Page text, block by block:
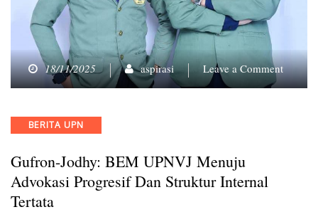
18/11/2025 aspirasi Leave a Commenton
Gufron-
Categories
BERITA UPN
Gufron-Jodhy: BEM UPNVJ Menuju
Advokasi Progresif Dan Struktur Internal
Tertata